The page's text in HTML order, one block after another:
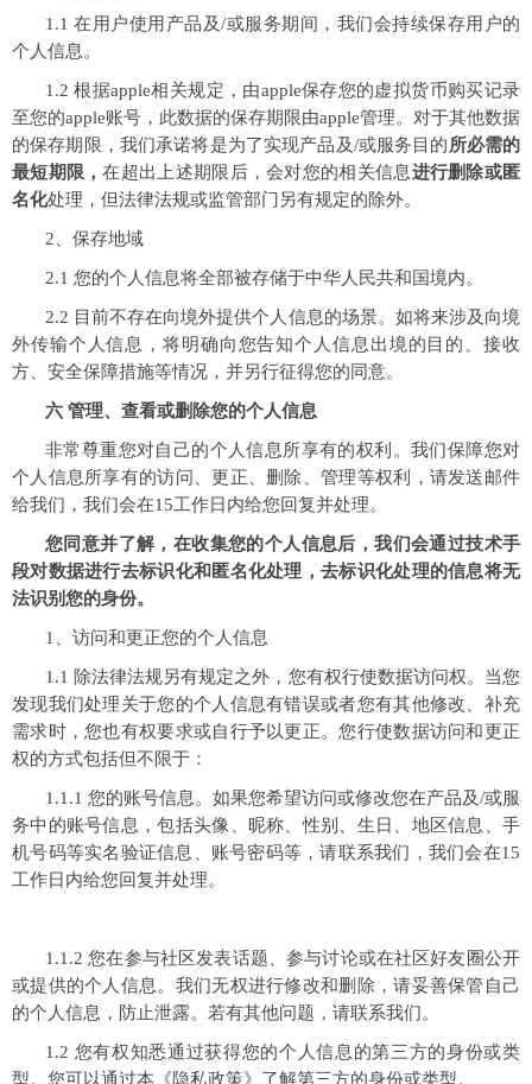
1.1 在用户使用产品及/或服务期间，我们会持续保存用户的
个人信息。
1.2 根据apple相关规定，由apple保存您的虚拟货币购买记录
至您的apple账号，此数据的保存期限由apple管理。对于其他数据
的保存期限，我们承诺将是为了实现产品及/或服务目的所必需的
最短期限，在超出上述期限后，会对您的相关信息进行删除或匿
名化处理，但法律法规或监管部门另有规定的除外。
2、保存地域
2.1 您的个人信息将全部被存储于中华人民共和国境内。
2.2 目前不存在向境外提供个人信息的场景。如将来涉及向境
外传输个人信息，将明确向您告知个人信息出境的目的、接收
方、安全保障措施等情况，并另行征得您的同意。
六 管理、查看或删除您的个人信息
非常尊重您对自己的个人信息所享有的权利。我们保障您对
个人信息所享有的访问、更正、删除、管理等权利，请发送邮件
给我们，我们会在15工作日内给您回复并处理。
您同意并了解，在收集您的个人信息后，我们会通过技术手
段对数据进行去标识化和匿名化处理，去标识化处理的信息将无
法识别您的身份。
1、访问和更正您的个人信息
1.1 除法律法规另有规定之外，您有权行使数据访问权。当您
发现我们处理关于您的个人信息有错误或者您有其他修改、补充
需求时，您也有权要求或自行予以更正。您行使数据访问和更正
权的方式包括但不限于：
1.1.1 您的账号信息。如果您希望访问或修改您在产品及/或服
务中的账号信息，包括头像、昵称、性别、生日、地区信息、手
机号码等实名验证信息、账号密码等，请联系我们，我们会在15
工作日内给您回复并处理。
1.1.2 您在参与社区发表话题、参与讨论或在社区好友圈公开
或提供的个人信息。我们无权进行修改和删除，请妥善保管自己
的个人信息，防止泄露。若有其他问题，请联系我们。
1.2 您有权知悉通过获得您的个人信息的第三方的身份或类
型。您可以通过本《隐私政策》了解第三方的身份或类型。